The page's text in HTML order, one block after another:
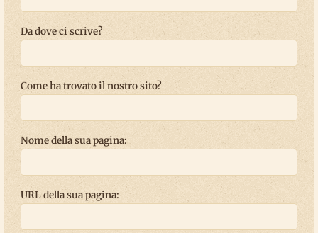
Da dove ci scrive?
Come ha trovato il nostro sito?
Nome della sua pagina:
URL della sua pagina: